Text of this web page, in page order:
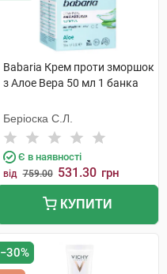
Babaria Крем проти зморшок
з Алое Вера 50 мл 1 банка
Беріоска С.Л.
Є в наявності
від 759.00 531.30 грн
КУПИТИ
−30%